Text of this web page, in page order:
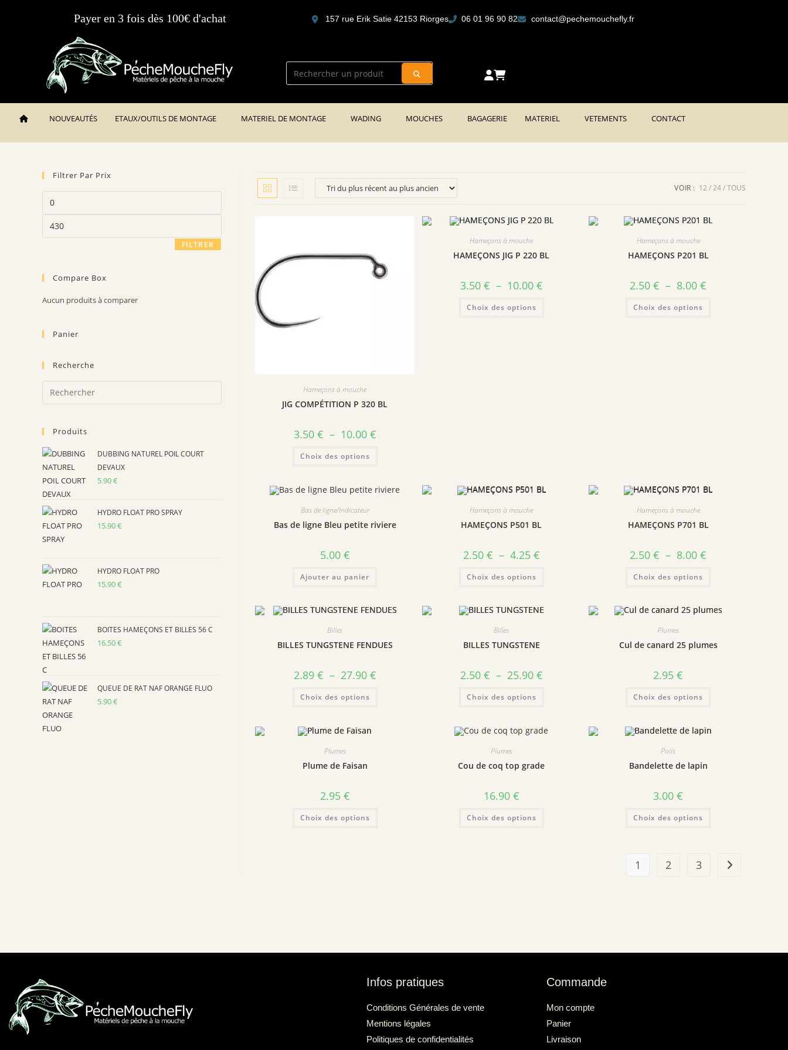
Payer en 3 fois dès 100€ d'achat Des produits français de qualité Livraison gratuite à partir de 50€
157 rue Erik Satie 42153 Riorges 06 01 96 90 82 contact@pechemouchefly.fr
NOUVEAUTÉS ETAUX/OUTILS DE MONTAGE MATERIEL DE MONTAGE WADING MOUCHES BAGAGERIE MATERIEL VETEMENTS CONTACT
VOIR : 12 24 TOUS
Hameçons à mouche
JIG COMPÉTITION P 320 BL
3.50 € – 10.00 €
Choix des options
Hameçons à mouche
HAMEÇONS JIG P 220 BL
3.50 € – 10.00 €
Choix des options
Hameçons à mouche
HAMEÇONS P201 BL
2.50€ – 8.00€
Choix des options
Bas de ligne/Indicateur
Bas de ligne Bleu petite riviere
5.00 €
Ajouter au panier
Hameçons à mouche
HAMEÇONS P501 BL
2.50 € – 4.25 €
Choix des options
Hameçons à mouche
HAMEÇONS P701 BL
2.50€ – 8.00€
Choix des options
Billes
BILLES TUNGSTENE FENDUES
2.89 € – 27.90 €
Choix des options
Billes
BILLES TUNGSTENE
2.50 € – 25.90 €
Choix des options
Plumes
Cul de canard 25 plumes
2.95€
Choix des options
Plumes
Plume de Faisan
2.95 €
Choix des options
Plumes
Cou de coq top grade
16.90 €
Choix des options
Poils
Bandelette de lapin
3.00€
Choix des options
1 2 3
Filtrer Par Prix
FILTRER
Compare Box
Aucun produits à comparer
Panier
Recherche
Produits
DUBBING NATUREL POIL COURT
DEVAUX
5.90€
HYDRO FLOAT PRO SPRAY
15.90€
HYDRO FLOAT PRO
15.90€
BOITES HAMEÇONS ET BILLES 56 C
16.50€
QUEUE DE RAT NAF ORANGE FLUO
5.90€
Infos pratiques
Conditions Générales de vente
Mentions légales
Politiques de confidentialités
Commande
Mon compte
Panier
Livraison